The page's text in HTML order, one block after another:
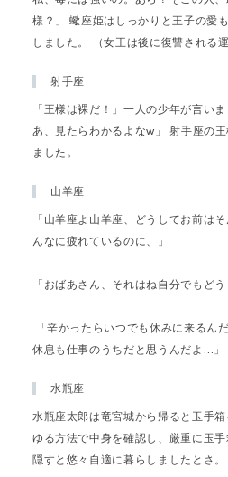
様？」 蠍座姫はしっかりと王子の愛
しました。 （女王は後に復讐される運
射手座
「王様は裸だ！」一人の少年が言い
あ、見たらわかるよなw」 射手座の
ました。
山羊座
「山羊座よ山羊座、どうしてお前は
んなに疲れているのに、」
「おばあさん、それはね自分でもど
「辛かったらいつでも休みに来るん
休息も仕事のうちだと思うんだよ…」
水瓶座
水瓶座太郎は竜宮城から帰ると玉手
ゆる方法で中身を確認し、厳重に玉
隠すと悠々自適に暮らしましたとさ。